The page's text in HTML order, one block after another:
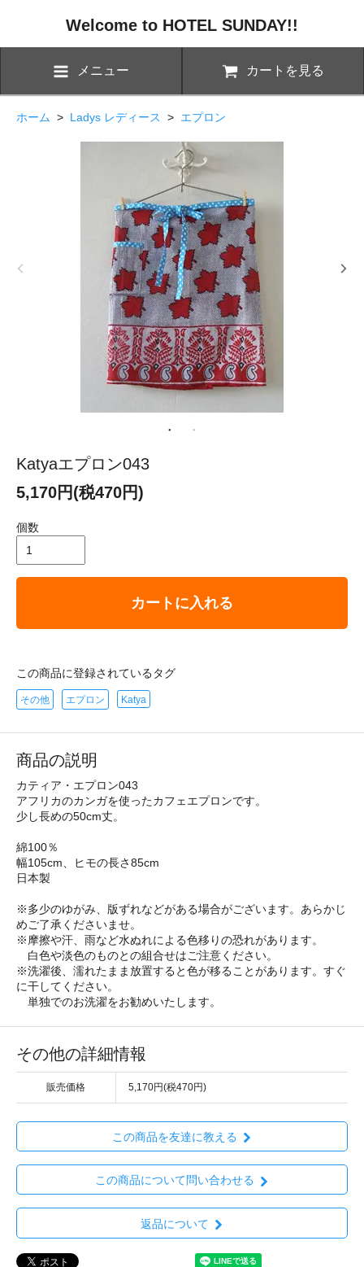
Welcome to HOTEL SUNDAY!!
メニュー カートを見る
ホーム > Ladys レディース > エプロン
Katyaエプロン043
5,170円(税470円)
個数
カートに入れる
この商品に登録されているタグ
その他 エプロン Katya
商品の説明
カティア・エプロン043
アフリカのカンガを使ったカフェエプロンです。
少し長めの50cm丈。
綿100％
幅105cm、ヒモの長さ85cm
日本製
※多少のゆがみ、版ずれなどがある場合がございます。あらかじ
めご了承くださいませ。
※摩擦や汗、雨など水ぬれによる色移りの恐れがあります。
白色や淡色のものとの組合せはご注意ください。
※洗濯後、濡れたまま放置すると色が移ることがあります。すぐ
に干してください。
単独でのお洗濯をお勧めいたします。
その他の詳細情報
販売価格 5,170円(税470円)
この商品を友達に教える
この商品について問い合わせる
返品について